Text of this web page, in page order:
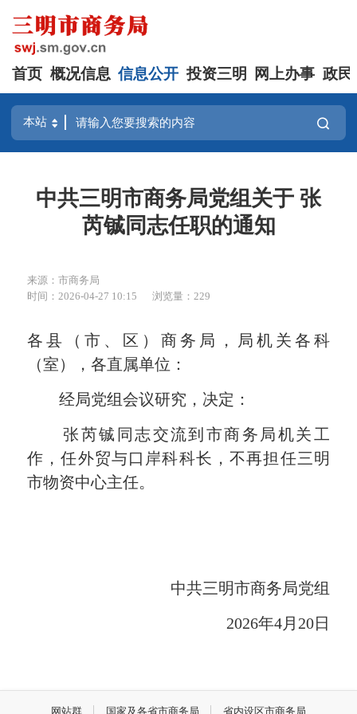
首页 概况信息 信息公开 投资三明 网上办事 政民
中共三明市商务局党组关于 张
芮铖同志任职的通知
来源：市商务局
时间：2026-04-27 10:15
浏览量：229
各县（市、区）商务局，局机关各科
（室），各直属单位：
经局党组会议研究，决定：
张芮铖同志交流到市商务局机关工
作，任外贸与口岸科科长，不再担任三明
市物资中心主任。
中共三明市商务局党组
2026年4月20日
网站群 国家及各省市商务局 省内设区市商务局